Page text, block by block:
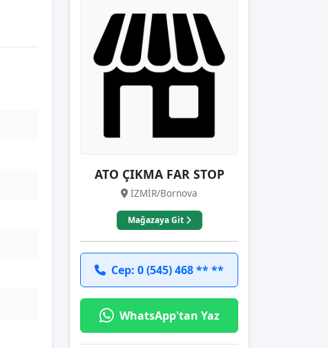
ATO ÇIKMA FAR STOP
İZMİR/Bornova
Mağazaya Git
Cep: 0 (545) 468 ** **
WhatsApp'tan Yaz